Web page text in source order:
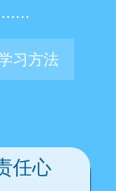
习方法
任心